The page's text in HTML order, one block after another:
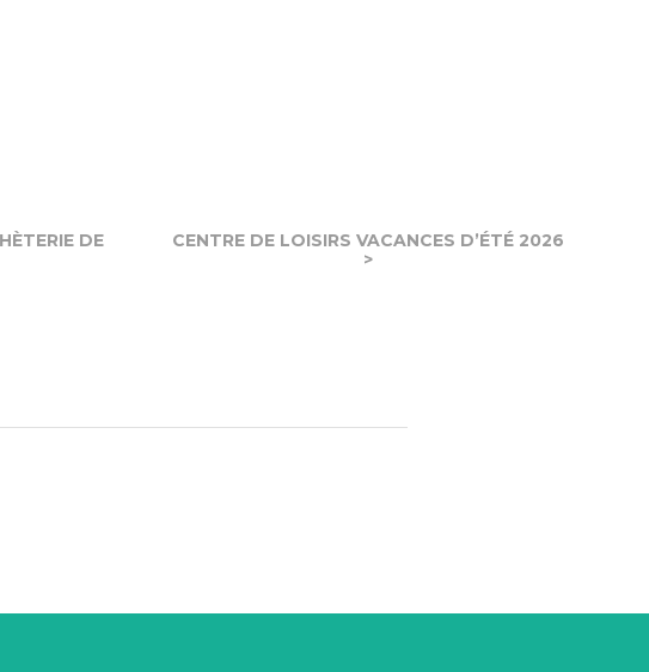
DE
CENTRE DE LOISIRS VACANCES D’ÉTÉ 2026
>